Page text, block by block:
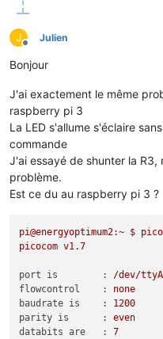
J
Offline
Julien
Bonjour
J'ai exactement le même
raspberry pi 3
La LED s'allume s'éclaire
commande
J'ai essayé de shunter la
problème.
Est ce du au raspberry pi 3 ?
pi@energyoptimum2:~ $
picocom v1.7
port is        :
/dev/
flowcontrol    :
none
baudrate is    :
1200
parity is      :
even
databits are   :
7